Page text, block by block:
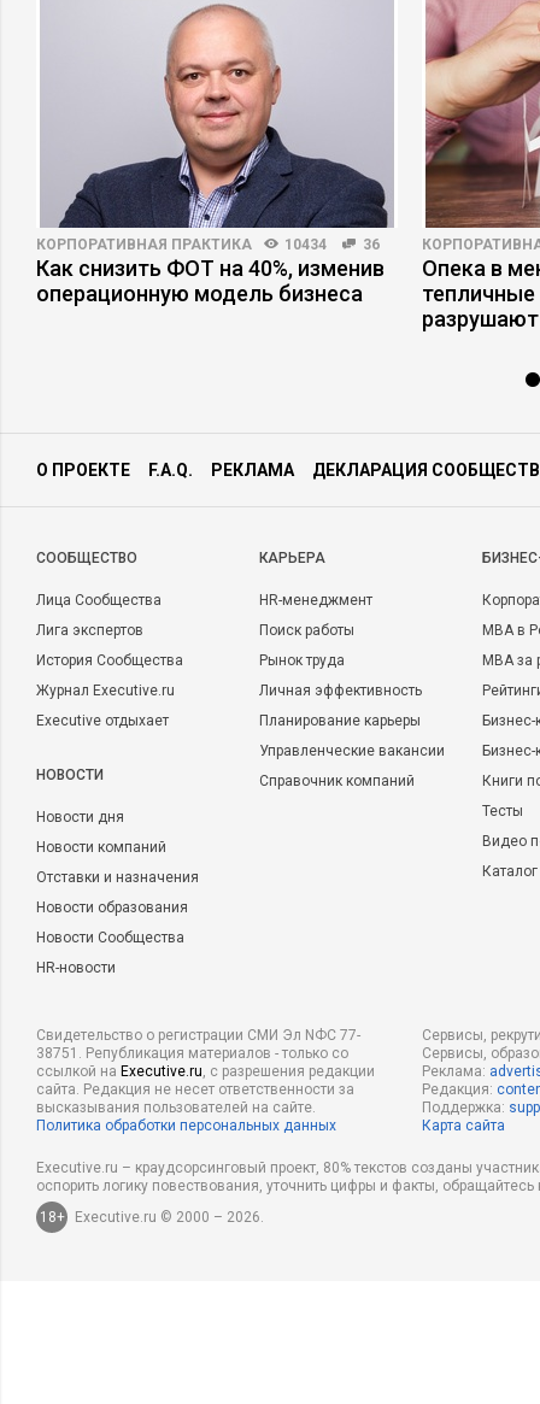
КОРПОРАТИВНАЯ ПРАКТИКА 10434 36
Как снизить ФОТ на 40%, изменив
операционную модель бизнеса
Опека в
О ПРОЕКТЕ F.A.Q. РЕКЛАМА ДЕКЛАРАЦИЯ
CООБЩЕСТВО
Лица Сообщества
Лига экспертов
История Сообщества
Журнал Executive.ru
Executive отдыхает
НОВОСТИ
Новости дня
Новости компаний
Отставки и назначения
Новости образования
Новости Сообщества
HR-новости
КАРЬЕРА
HR-менеджмент
Поиск работы
Рынок труда
Личная эффективность
Планирование карьеры
Управленческие вакансии
Справочник компаний
MBA в
MBA
Бизнес-
Книги
Тесты
Видео
Свидетельство о регистрации СМИ Эл NФС 77-
38751. Републикация материалов - только со
ссылкой на Executive.ru, с разрешения редакции
сайта. Редакция не несет ответственности за
высказывания пользователей на сайте.
Политика обработки персональных данных
Сервисы,
Сервисы,
Реклама:
Редакция:
Поддержка:
Карта сайта
Executive.ru – краудсорсинговый проект, 80% текстов созданы
оспорить логику повествования, уточнить цифры и факты,
18+
Executive.ru © 2000 – 2026.